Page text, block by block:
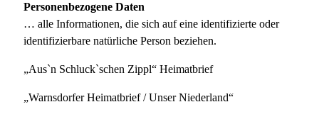
Personenbezogene Daten
… alle Informationen, die sich auf eine identifizierte oder
identifizierbare natürliche Person beziehen.
„Aus`n Schluck`schen Zippl“ Heimatbrief
„Warnsdorfer Heimatbrief / Unser Niederland“